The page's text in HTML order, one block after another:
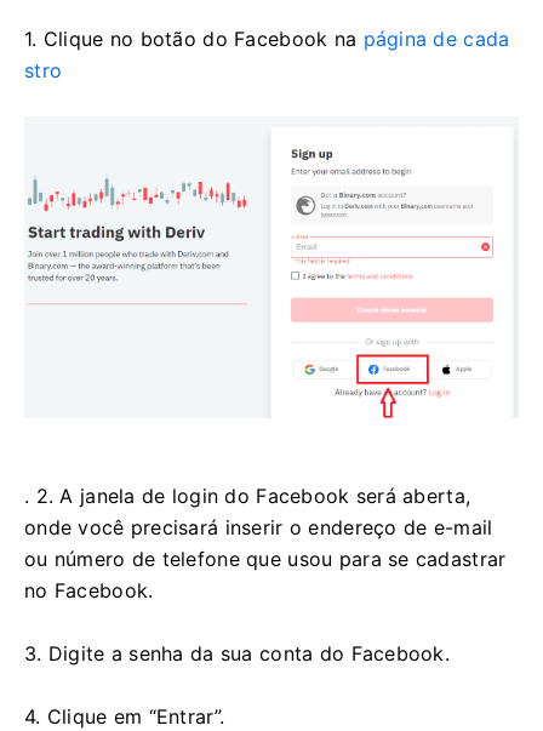
1. Clique no botão do Facebook na página de cada
stro
. 2. A janela de login do Facebook será aberta,
onde você precisará inserir o endereço de e-mail
ou número de telefone que usou para se cadastrar
no Facebook.
3. Digite a senha da sua conta do Facebook.
4. Clique em “Entrar”.